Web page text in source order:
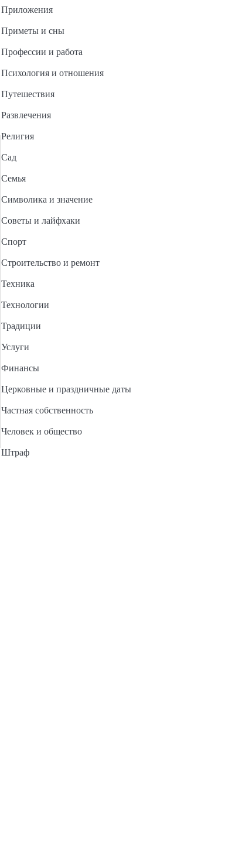
Приложения
Приметы и сны
Профессии и работа
Психология и отношения
Путешествия
Развлечения
Религия
Сад
Семья
Символика и значение
Советы и лайфхаки
Спорт
Строительство и ремонт
Техника
Технологии
Традиции
Услуги
Финансы
Церковные и праздничные даты
Частная собственность
Человек и общество
Штраф